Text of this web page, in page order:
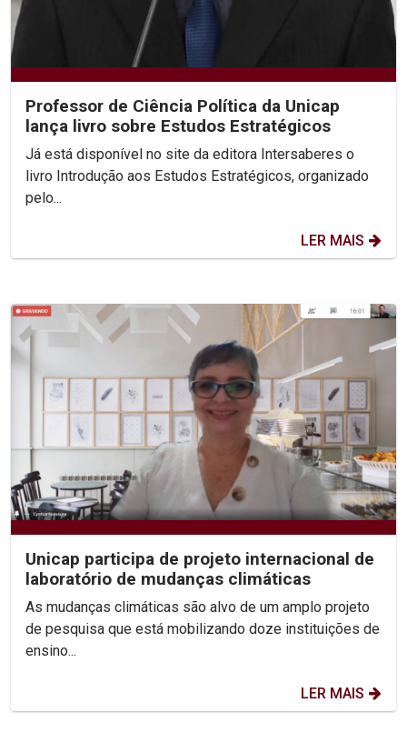
Professor de Ciência Política da Unicap
lança livro sobre Estudos Estratégicos
Já está disponível no site da editora Intersaberes o
livro Introdução aos Estudos Estratégicos, organizado
pelo...
LER MAIS
Unicap participa de projeto internacional de
laboratório de mudanças climáticas
As mudanças climáticas são alvo de um amplo projeto
de pesquisa que está mobilizando doze instituições de
ensino...
LER MAIS